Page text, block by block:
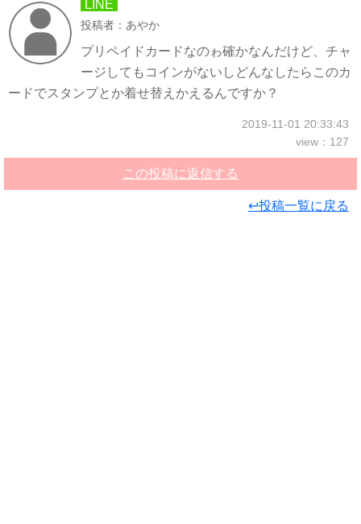
LINE
投稿者：あやか
プリペイドカードなのゎ確かなんだけど、チャ
ージしてもコインがないしどんなしたらこのカ
ードでスタンプとか着せ替えかえるんですか？
2019-11-01 20:33:43
view：127
この投稿に返信する
↩投稿一覧に戻る